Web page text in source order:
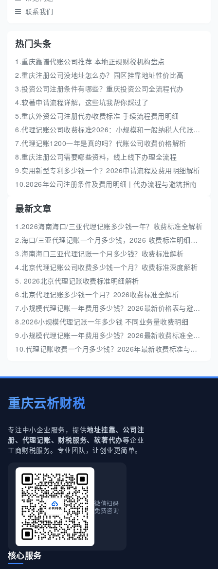
联系我们
热门头条
1.重庆靠谱代账公司推荐 本地正规财税机构盘点
2.重庆注册公司没地址怎么办？园区挂靠地址性价比高
3.投资公司注册条件有哪些？重庆投资公司全流程代办
4.软著申请流程详解，这些坑我帮你踩过了
5.重庆外资公司注册代办收费标准 手续流程费用明细
6.代理记账公司收费标准2026：小规模和一般纳税人代账费解析
7.代理记账1200一年是真的吗？代账公司收费价格解析
8.重庆注册公司需要哪些资料，线上线下办理全流程
9.实用新型专利多少钱一个？2026申请流程及费用明细解析
10.2026年公司注册条件及费用明细 | 代办流程与避坑指南
最新文章
1.2026海南海口/三亚代理记账多少钱一年？收费标准全解析
2.海口/三亚代理记账一个月多少钱，2026 收费标准明细解析
3.海南海口三亚代理记账一个月多少钱？收费标准解析
4.北京代理记账公司收费多少钱一个月？收费标准深度解析
5. 2026北京代理记账收费标准明细解析
6.北京代理记账多少钱一个月？2026收费标准全解析
7.小规模代理记账一年费用多少钱？2026最新价格表与避坑指南
8.2026小规模代理记账一年多少钱 不同业务量收费明细
9.小规模代理记账一年费用多少钱？2026最新收费标准全解析
10.代理记账收费一个月多少钱？2026年最新收费标准与避坑指南
重庆云析财税
专注中小企业服务，提供地址挂靠、公司注
册、代理记账、财税服务、软著代办等企业
工商财税服务。专业团队，让创业更简单。
微信扫码
免费咨询
核心服务